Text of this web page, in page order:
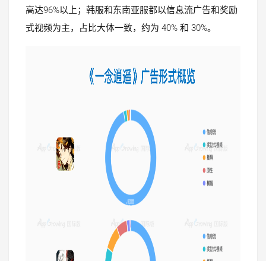
高达96%以上；韩服和东南亚服都以信息流广告和奖励
式视频为主，占比大体一致，约为 40% 和 30%。